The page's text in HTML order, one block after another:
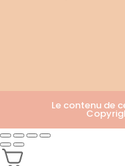
Le contenu de